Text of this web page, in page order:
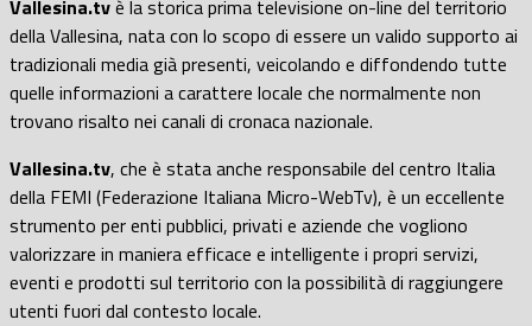
Vallesina.tvè la storica prima televisione on-line del territorio
della Vallesina, nata con lo scopo di essere un valido supporto ai
tradizionali media già presenti, veicolando e diffondendo tutte
quelle informazioni a carattere locale che normalmente non
trovano risalto nei canali di cronaca nazionale.
Vallesina.tv, che è stata anche responsabile del centro Italia
della FEMI (Federazione Italiana Micro-WebTv), è un eccellente
strumento per enti pubblici, privati e aziende che vogliono
valorizzare in maniera efficace e intelligente i propri servizi,
eventi e prodotti sul territorio con la possibilità di raggiungere
utenti fuori dal contesto locale.